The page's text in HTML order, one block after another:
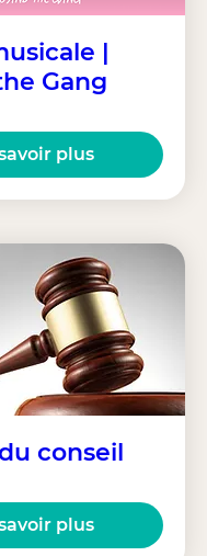
|
Gang
plus
conseil
plus